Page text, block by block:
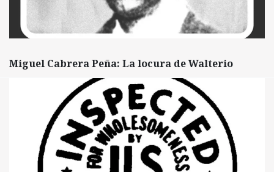
Miguel Cabrera Peña: La locura de Walterio